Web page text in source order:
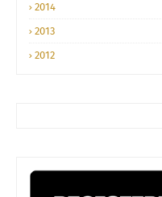
2014
2013
2012